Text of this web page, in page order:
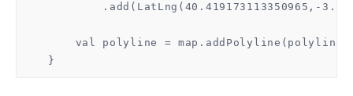
.add(LatLng(40.419173113350965,-
val polyline =
    }